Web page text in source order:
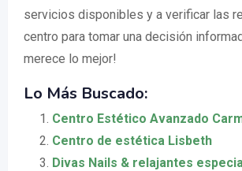
servicios disponibles y a verificar las
centro para tomar una decisión
merece lo mejor!
Lo Más Buscado:
Centro Estético Avanzado
Centro de estética Lisbeth
Divas Nails & relajantes